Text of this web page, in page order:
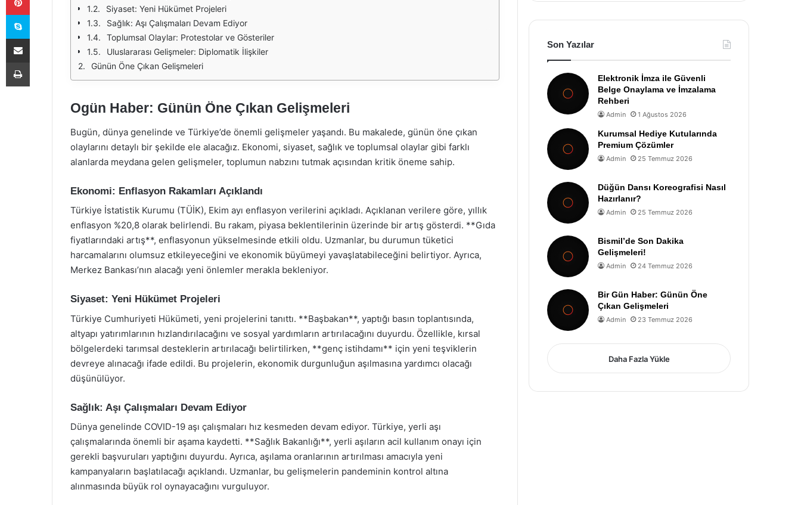
Siyaset: Yeni Hükümet Projeleri
Sağlık: Aşı Çalışmaları Devam Ediyor
Toplumsal Olaylar: Protestolar ve Gösteriler
Uluslararası Gelişmeler: Diplomatik İlişkiler
Günün Öne Çıkan Gelişmeleri
Ogün Haber: Günün Öne Çıkan Gelişmeleri
Bugün, dünya genelinde ve Türkiye’de önemli gelişmeler yaşandı. Bu makalede, günün öne çıkan
olaylarını detaylı bir şekilde ele alacağız. Ekonomi, siyaset, sağlık ve toplumsal olaylar gibi farklı
alanlarda meydana gelen gelişmeler, toplumun nabzını tutmak açısından kritik öneme sahip.
Ekonomi: Enflasyon Rakamları Açıklandı
Türkiye İstatistik Kurumu (TÜİK), Ekim ayı enflasyon verilerini açıkladı. Açıklanan verilere göre, yıllık
enflasyon %20,8 olarak belirlendi. Bu rakam, piyasa beklentilerinin üzerinde bir artış gösterdi. **Gıda
fiyatlarındaki artış**, enflasyonun yükselmesinde etkili oldu. Uzmanlar, bu durumun tüketici
harcamalarını olumsuz etkileyeceğini ve ekonomik büyümeyi yavaşlatabileceğini belirtiyor. Ayrıca,
Merkez Bankası’nın alacağı yeni önlemler merakla bekleniyor.
Siyaset: Yeni Hükümet Projeleri
Türkiye Cumhuriyeti Hükümeti, yeni projelerini tanıttı. **Başbakan**, yaptığı basın toplantısında,
altyapı yatırımlarının hızlandırılacağını ve sosyal yardımların artırılacağını duyurdu. Özellikle, kırsal
bölgelerdeki tarımsal desteklerin artırılacağı belirtilirken, **genç istihdamı** için yeni teşviklerin
devreye alınacağı ifade edildi. Bu projelerin, ekonomik durgunluğun aşılmasına yardımcı olacağı
düşünülüyor.
Sağlık: Aşı Çalışmaları Devam Ediyor
Dünya genelinde COVID-19 aşı çalışmaları hız kesmeden devam ediyor. Türkiye, yerli aşı
çalışmalarında önemli bir aşama kaydetti. **Sağlık Bakanlığı**, yerli aşıların acil kullanım onayı için
gerekli başvuruları yaptığını duyurdu. Ayrıca, aşılama oranlarının artırılması amacıyla yeni
kampanyaların başlatılacağı açıklandı. Uzmanlar, bu gelişmelerin pandeminin kontrol altına
alınmasında büyük rol oynayacağını vurguluyor.
Son Yazılar
Elektronik İmza ile Güvenli
Belge Onaylama ve İmzalama
Rehberi
Admin 1 Ağustos 2026
Kurumsal Hediye Kutularında
Premium Çözümler
Admin 25 Temmuz 2026
Düğün Dansı Koreografisi Nasıl
Hazırlanır?
Admin 25 Temmuz 2026
Bismil’de Son Dakika
Gelişmeleri!
Admin 24 Temmuz 2026
Bir Gün Haber: Günün Öne
Çıkan Gelişmeleri
Admin 23 Temmuz 2026
Daha Fazla Yükle
Skype
E-Posta ile paylaş